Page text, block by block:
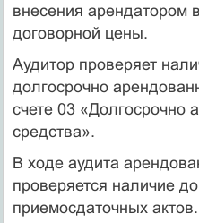
внесения арендатором
договорной цены.
Аудитор проверяет
долгосрочно
счете 03 «Долгосрочно
средства».
В ходе аудита
проверяется наличие
приемосдаточных актов.